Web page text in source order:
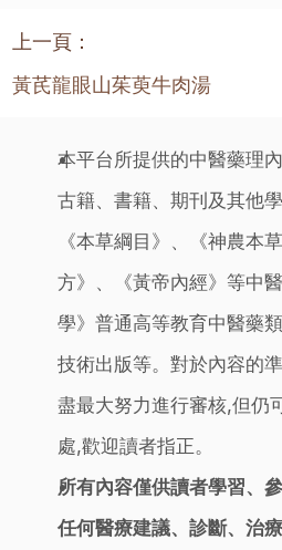
上一頁：
黃芪龍眼山茱萸牛肉湯
本平台所提供的中醫藥理
古籍、書籍、期刊及其他
《本草綱目》、《神農本
方》、《黃帝內經》等中
學》普通高等教育中醫藥
技術出版等。對於內容的
盡最大努力進行審核,但仍
處,歡迎讀者指正。
所有內容僅供讀者學習、
任何醫療建議、診斷、治